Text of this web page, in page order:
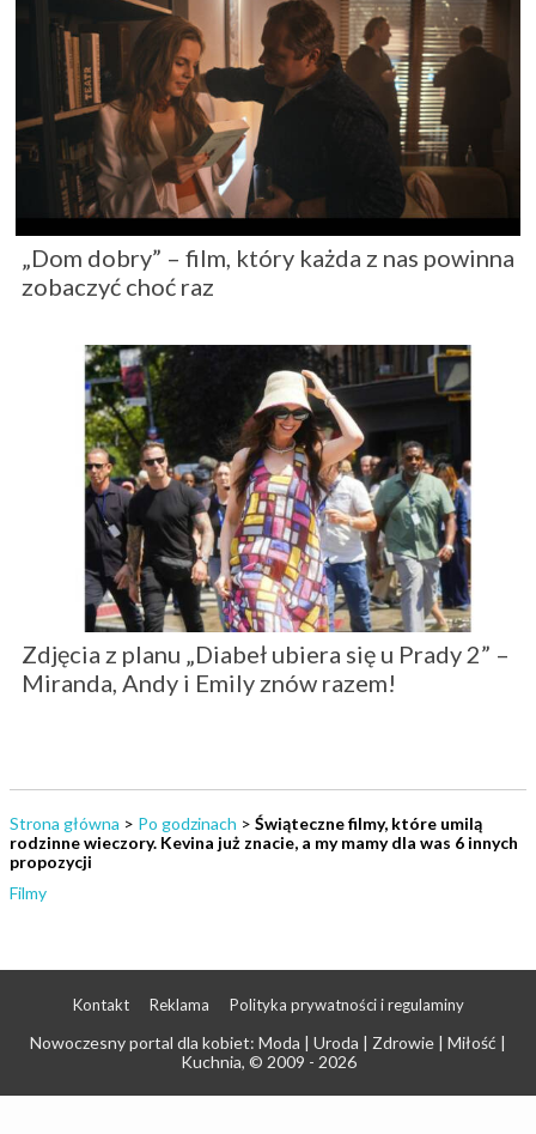
„Dom dobry” – film, który każda z nas powinna
zobaczyć choć raz
Zdjęcia z planu „Diabeł ubiera się u Prady 2” –
Miranda, Andy i Emily znów razem!
Strona główna > Po godzinach > Świąteczne filmy, które umilą
rodzinne wieczory. Kevina już znacie, a my mamy dla was 6 innych
propozycji
Filmy
Kontakt Reklama Polityka prywatności i regulaminy
Nowoczesny portal dla kobiet: Moda | Uroda | Zdrowie | Miłość |
Kuchnia, © 2009 - 2026